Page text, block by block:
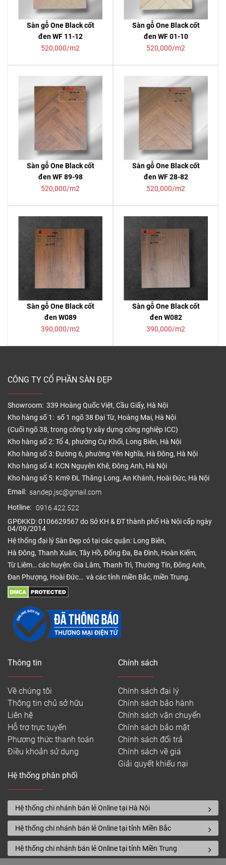
Sàn gỗ One Black cốt
đen WF 11-12
520,000/m2
Sàn gỗ One Black cốt
đen WF 01-10
520,000/m2
Sàn gỗ One Black cốt
đen WF 89-98
520,000/m2
Sàn gỗ One Black cốt
đen WF 28-82
520,000/m2
Sàn gỗ One Black cốt
đen W089
390,000/m2
Sàn gỗ One Black cốt
đen W082
390,000/m2
CÔNG TY CỔ PHẦN SÀN ĐẸP
Showroom: 339 Hoàng Quốc Việt, Cầu Giấy, Hà Nội
Kho hàng số 1: số 1 ngõ 38 Đại Từ, Hoàng Mai, Hà Nội
(Cuối ngõ 38, trong công ty xây dựng công nghiệp ICC)
Kho hàng số 2: Tổ 4, phường Cự Khối, Long Biên, Hà Nội
Kho hàng số 3: Đường 6, phường Yên Nghĩa, Hà Đông, Hà Nội
Kho hàng số 4: KCN Nguyên Khê, Đông Anh, Hà Nội
Kho hàng số 5: Km9 ĐL Thăng Long, An Khánh, Hoài Đức, Hà Nội
Email: sandep.jsc@gmail.com
Hotline: 0916.422.522
GPĐKKD: 0106629567 do Sở KH & ĐT thành phố Hà Nội cấp ngày
04/09/2014
Hệ thống đại lý Sàn Đẹp có tại các quận: Long Biên,
Hà Đông, Thanh Xuân, Tây Hồ, Đống Đa, Ba Đình, Hoàn Kiếm,
Từ Liêm… các huyện: Gia Lâm, Thanh Trì, Thường Tín, Đông Anh,
Đan Phượng, Hoài Đức… và các tỉnh miền Bắc, miền Trung.
Thông tin
Về chúng tôi
Thông tin chủ sở hữu
Liên hệ
Hỗ trợ trực tuyến
Phương thức thanh toán
Điều khoản sử dụng
Chính sách
Chính sách đại lý
Chính sách bảo hành
Chính sách vận chuyển
Chính sách bảo mật
Chính sách đổi trả
Chính sách về giá
Giải quyết khiếu nại
Hệ thống phân phối
Hệ thống chi nhánh bán lẻ Online tại Hà Nội
Hệ thống chi nhánh bán lẻ Online tại tỉnh Miền Bắc
Hệ thống chi nhánh bán lẻ Online tại tỉnh Miền Trung